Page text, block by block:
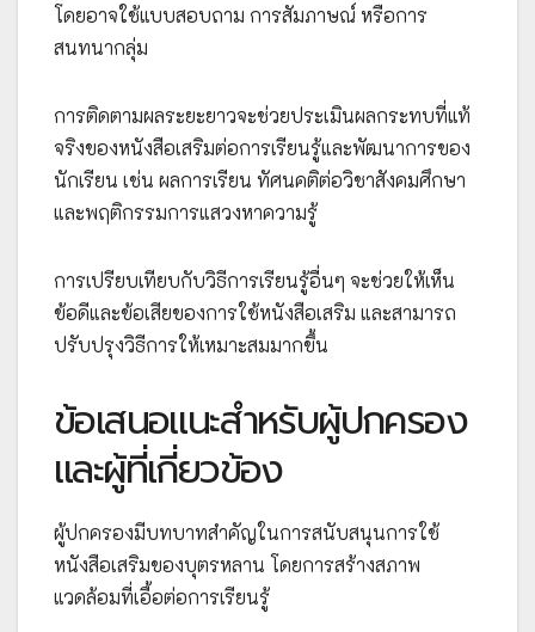
โดยอาจใช้แบบสอบถาม การสัมภาษณ์ หรือการ
สนทนากลุ่ม
การติดตามผลระยะยาวจะช่วยประเมินผลกระทบที่แท้
จริงของหนังสือเสริมต่อการเรียนรู้และพัฒนาการของ
นักเรียน เช่น ผลการเรียน ทัศนคติต่อวิชาสังคมศึกษา
และพฤติกรรมการแสวงหาความรู้
การเปรียบเทียบกับวิธีการเรียนรู้อื่นๆ จะช่วยให้เห็น
ข้อดีและข้อเสียของการใช้หนังสือเสริม และสามารถ
ปรับปรุงวิธีการให้เหมาะสมมากขึ้น
ข้อเสนอแนะสำหรับผู้ปกครอง
และผู้ที่เกี่ยวข้อง
ผู้ปกครองมีบทบาทสำคัญในการสนับสนุนการใช้
หนังสือเสริมของบุตรหลาน โดยการสร้างสภาพ
แวดล้อมที่เอื้อต่อการเรียนรู้